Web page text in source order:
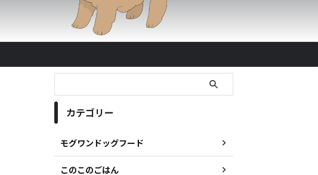
カテゴリー
モグワンドッグフード
このこのごはん